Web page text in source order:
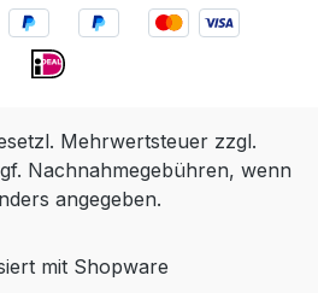
Mehrwertsteuer zzgl.
Nachnahmegebühren, wenn
angegeben.
mit Shopware